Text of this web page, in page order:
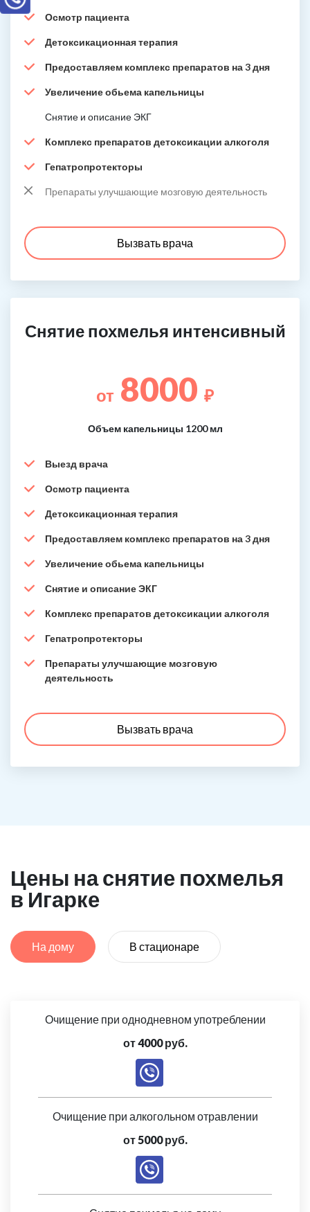
Осмотр пациента
Детоксикационная терапия
Предоставляем комплекс препаратов на 3 дня
Увеличение обьема капельницы
Снятие и описание ЭКГ
Комплекс препаратов детоксикации алкоголя
Гепатропротекторы
Препараты улучшающие мозговую деятельность
Вызвать врача
Снятие похмелья интенсивный
от 8000 ₽
Объем капельницы 1200 мл
Выезд врача
Осмотр пациента
Детоксикационная терапия
Предоставляем комплекс препаратов на 3 дня
Увеличение обьема капельницы
Снятие и описание ЭКГ
Комплекс препаратов детоксикации алкоголя
Гепатропротекторы
Препараты улучшающие мозговую
деятельность
Вызвать врача
Цены на снятие похмелья
в Игарке
На дому В стационаре
Очищение при однодневном употреблении
от 4000 руб.
Очищение при алкогольном отравлении
от 5000 руб.